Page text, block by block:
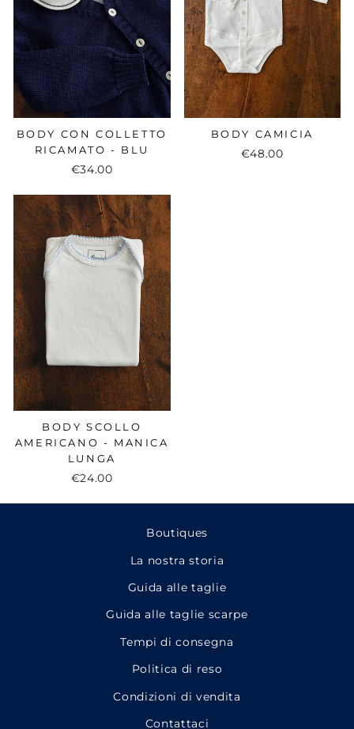
BODY CON COLLETTO
RICAMATO - BLU
€34.00
BODY CAMICIA
€48.00
BODY SCOLLO
AMERICANO - MANICA
LUNGA
€24.00
Boutiques
La nostra storia
Guida alle taglie
Guida alle taglie scarpe
Tempi di consegna
Politica di reso
Condizioni di vendita
Contattaci